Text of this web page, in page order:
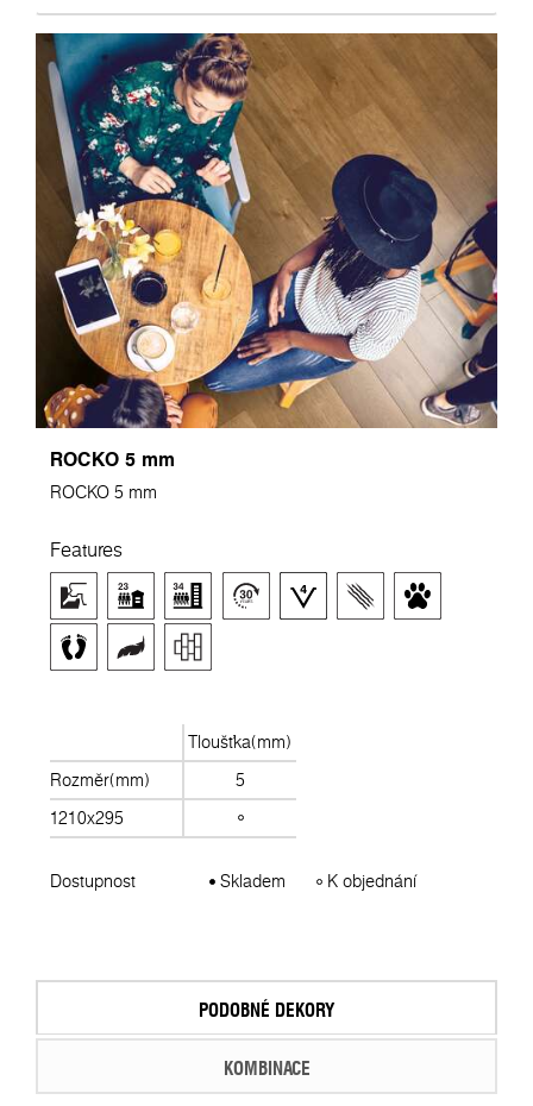
ROCKO 5 mm
ROCKO 5 mm
Features
Tloušťka(mm)
Rozměr(mm)
5
1210x295
Dostupnost Skladem K objednání
PODOBNÉ DEKORY
KOMBINACE